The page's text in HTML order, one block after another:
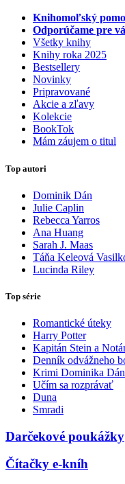
Knihomoľský
Odporúčame pre
Všetky knihy
Knihy roka 2025
Bestsellery
Novinky
Pripravované
Akcie a zľavy
Kolekcie
BookTok
Mám záujem o titul
Top autori
Dominik Dán
Julie Caplin
Rebecca Yarros
Ana Huang
Sarah J. Maas
Táňa Keleová
Lucinda Riley
Top série
Romantické úteky
Harry Potter
Kapitán Stein a
Denník odvážneho
Krimi Dominika
Učím sa rozprávať
Duna
Smradi
Darčekové poukážky
Čítačky e-kníh